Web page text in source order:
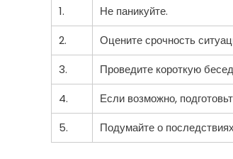
1.
Не паникуйте.
2.
Оцените срочность
3.
Проведите короткую
4.
Если возможно,
5.
Подумайте о